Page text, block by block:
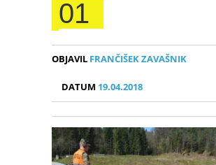
01
OBJAVIL FRANČIŠEK ZAVAŠNIK
DATUM 19.04.2018